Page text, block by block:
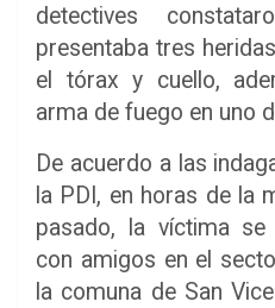
detectives
presentaba tres
el tórax y cuello,
arma de fuego en uno
De acuerdo a las
la PDI, en horas de la
pasado, la víctima se
con amigos en el
la comuna de San